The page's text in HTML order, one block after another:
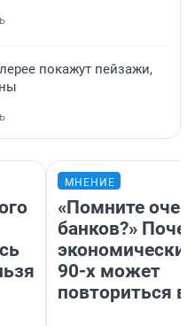
покажут пейзажи,
МНЕНИЕ
«Помните
банков?»
90-х может
повториться